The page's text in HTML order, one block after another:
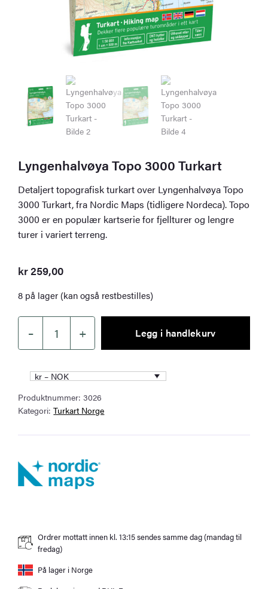
Lyngenhalvøya Topo 3000 Turkart
Detaljert topografisk turkart over Lyngenhalvøya Topo
3000 Turkart, fra Nordic Maps (tidligere Nordeca). Topo
3000 er en populær kartserie for fjellturer og lengre
turer i variert terreng.
kr259,00
8 på lager (kan også restbestilles)
–
Lyngenhalvøya
Topo
3000
Turkart
antall
+ Legg i handlekurv
kr – NOK
Produktnummer:3026
Kategori:Turkart Norge
Ordrer mottatt innen kl. 13:15 sendes samme dag (mandag til
fredag)
På lager i Norge